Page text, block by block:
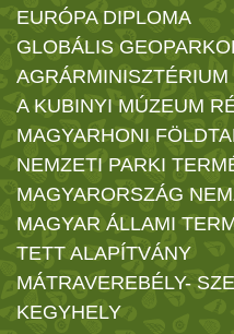
EURÓPA DIPLOMA
GLOBÁLIS
AGRÁRMINISZTÉRIUM
A KUBINYI MÚZEUM
MAGYARHONI
NEMZETI PARKI
MAGYARORSZÁG
MAGYAR ÁLLAMI
TETT ALAPÍTVÁNY
MÁTRAVEREBÉLY-
KEGYHELY